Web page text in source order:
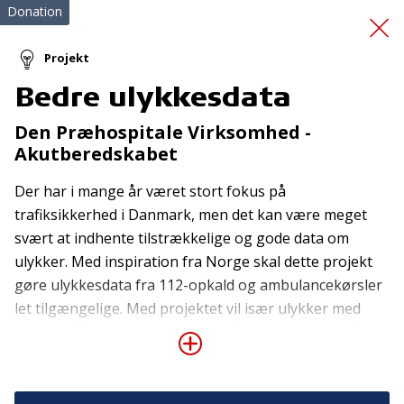
Cost-effectiveness
AED'er
Donation
Projekt
Bedre ulykkesdata
Den Præhospitale Virksomhed -
Akutberedskabet
Der har i mange år været stort fokus på
trafiksikkerhed i Danmark, men det kan være meget
svært at indhente tilstrækkelige og gode data om
ulykker. Med inspiration fra Norge skal dette projekt
gøre ulykkesdata fra 112-opkald og ambulancekørsler
let tilgængelige. Med projektet vil især ulykker med
bløde trafikanter og eneulykker blive registreret i langt
højere grad end i dag, og det vil blive muligt for alle at
Tilmeld nyhedsbrev
De seneste nyheder om TrygFondens og TryghedsGruppens